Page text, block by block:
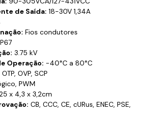
de Saída: 18-30V 1,34A
Fios condutores
3.75 kV
Operação: -40°C a 80°C
OVP, SCP
PWM
x 4,3 x 3,2cm
CB, CCC, CE, cURus, ENEC, PSE,